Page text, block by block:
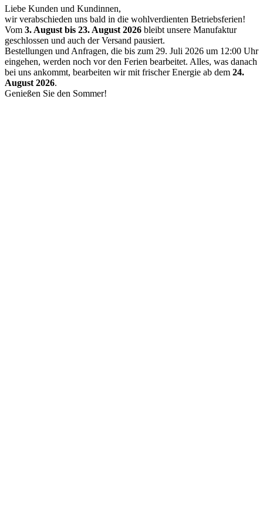
Liebe Kunden und Kundinnen,
wir verabschieden uns bald in die wohlverdienten Betriebsferien!
Vom 3. August bis 23. August 2026 bleibt unsere Manufaktur
geschlossen und auch der Versand pausiert.
Bestellungen und Anfragen, die bis zum 29. Juli 2026 um 12:00 Uhr
eingehen, werden noch vor den Ferien bearbeitet. Alles, was danach
bei uns ankommt, bearbeiten wir mit frischer Energie ab dem 24.
August 2026.
Genießen Sie den Sommer!